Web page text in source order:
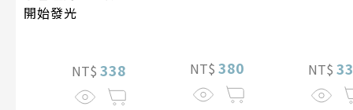
開始發光
NT$ 338 NT$ 380 NT$